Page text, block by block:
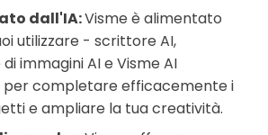
dall'IA:Visme è alimentato
utilizzare - scrittore AI,
immagini AI e Visme AI
per completare efficacemente i
e ampliare la tua creatività.